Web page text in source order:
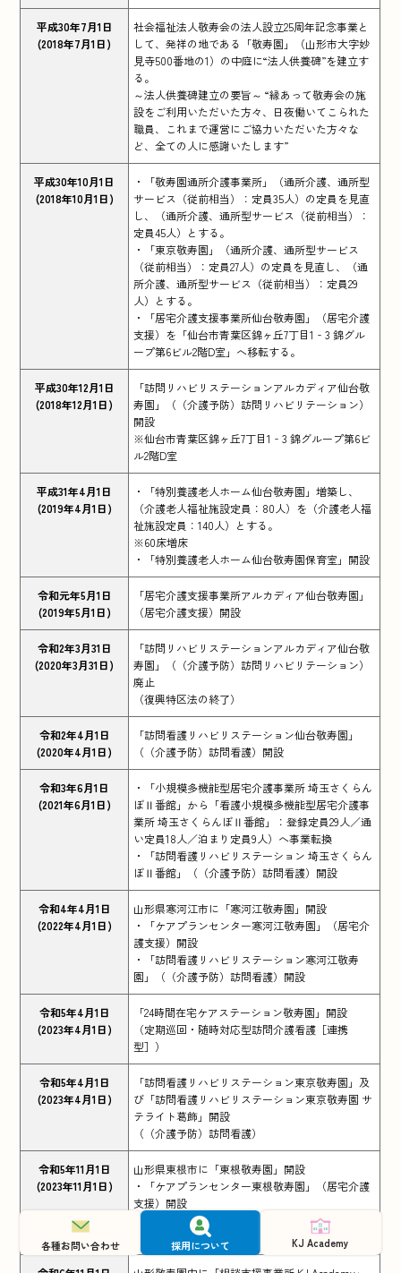
各種お問い合わせ 採用について KJ Academy
平成30年7月1日
(2018年7月1日)
社会福祉法人敬寿会の法人設立25周年記念事業と
して、発祥の地である「敬寿園」（山形市大字妙
見寺500番地の1）の中庭に“法人供養碑”を建立す
る。
～法人供養碑建立の要旨～ “縁あって敬寿会の施
設をご利用いただいた方々、日夜働いてこられた
職員、これまで運営にご協力いただいた方々な
ど、全ての人に感謝いたします”
平成30年10月1日
(2018年10月1日)
・「敬寿園通所介護事業所」（通所介護、通所型
サービス（従前相当）：定員35人）の定員を見直
し、（通所介護、通所型サービス（従前相当）：
定員45人）とする。
・「東京敬寿園」（通所介護、通所型サービス
（従前相当）：定員27人）の定員を見直し、（通
所介護、通所型サービス（従前相当）：定員29
人）とする。
・「居宅介護支援事業所仙台敬寿園」（居宅介護
支援）を「仙台市青葉区錦ヶ丘7丁目1‐3 錦グル
ープ第6ビル2階D室」へ移転する。
平成30年12月1日
(2018年12月1日)
「訪問リハビリステーションアルカディア仙台敬
寿園」（（介護予防）訪問リハビリテーション）
開設
※仙台市青葉区錦ヶ丘7丁目1‐3 錦グループ第6ビ
ル2階D室
平成31年4月1日
(2019年4月1日)
・「特別養護老人ホーム仙台敬寿園」増築し、
（介護老人福祉施設定員：80人）を（介護老人福
祉施設定員：140人）とする。
※60床増床
・「特別養護老人ホーム仙台敬寿園保育室」開設
令和元年5月1日
(2019年5月1日)
「居宅介護支援事業所アルカディア仙台敬寿園」
（居宅介護支援）開設
令和2年3月31日
(2020年3月31日)
「訪問リハビリステーションアルカディア仙台敬
寿園」（（介護予防）訪問リハビリテーション）
廃止
（復興特区法の終了）
令和2年4月1日
(2020年4月1日)
「訪問看護リハビリステーション仙台敬寿園」
（（介護予防）訪問看護）開設
令和3年6月1日
(2021年6月1日)
・「小規模多機能型居宅介護事業所 埼玉さくらん
ぼⅡ番館」から「看護小規模多機能型居宅介護事
業所 埼玉さくらんぼⅡ番館」：登録定員29人／通
い定員18人／泊まり定員9人）へ事業転換
・「訪問看護リハビリステーション 埼玉さくらん
ぼⅡ番館」（（介護予防）訪問看護）開設
令和4年4月1日
(2022年4月1日)
山形県寒河江市に「寒河江敬寿園」開設
・「ケアプランセンター寒河江敬寿園」（居宅介
護支援）開設
・「訪問看護リハビリステーション寒河江敬寿
園」（（介護予防）訪問看護）開設
令和5年4月1日
(2023年4月1日)
「24時間在宅ケアステーション敬寿園」開設
（定期巡回・随時対応型訪問介護看護［連携
型］）
令和5年4月1日
(2023年4月1日)
「訪問看護リハビリステーション東京敬寿園」及
び「訪問看護リハビリステーション東京敬寿園 サ
テライト葛飾」開設
（（介護予防）訪問看護）
令和5年11月1日
(2023年11月1日)
山形県東根市に「東根敬寿園」開設
・「ケアプランセンター東根敬寿園」（居宅介護
支援）開設
・「訪問看護リハビリステーション東根敬寿園」
（（介護予防）訪問看護）開設